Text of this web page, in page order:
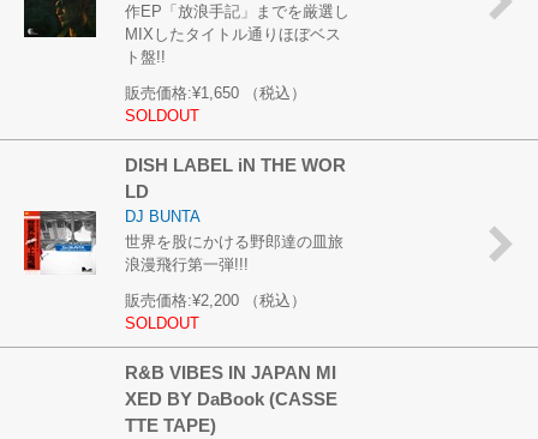
作EP「放浪手記」までを厳選し
MIXしたタイトル通りほぼベス
ト盤!!
販売価格:¥1,650
（税込）
SOLDOUT
DISH LABEL iN THE WOR
LD
DJ BUNTA
世界を股にかける野郎達の皿旅
浪漫飛行第一弾!!!
販売価格:¥2,200
（税込）
SOLDOUT
R&B VIBES IN JAPAN MI
XED BY DaBook (CASSE
TTE TAPE)